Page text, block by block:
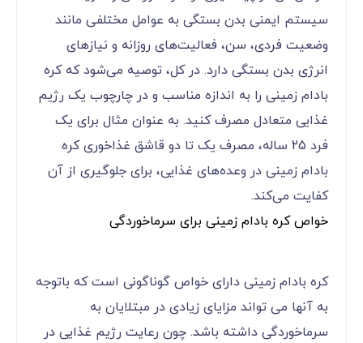
سیستم ایمنی بدن بستگی به عوامل مختلفی مانند
وضعیت فردی، سن، فعالیت‌های روزانه و نیازهای
انرژی بدن بستگی دارد. در کل، توصیه می‌شود که کره
بادام زمینی را به اندازه مناسب و در چارچوب یک رژیم
غذایی متعادل مصرف کنید. به عنوان مثال برای یک
فرد 25 ساله، مصرف یک تا دو قاشق غذاخوری کره
بادام زمینی در وعده‌های غذایی، برای جلوگیری از آن
کفایت می‌کند.
خواص کره بادام زمینی برای سرماخوردگی
کره بادام زمینی دارای خواص گوناگونی است که باتوجه
به آنها می تواند مزایای زیادی در مبتلایان به
سرماخوردگی داشته باشد. چون رعایت رژیم غذایی در